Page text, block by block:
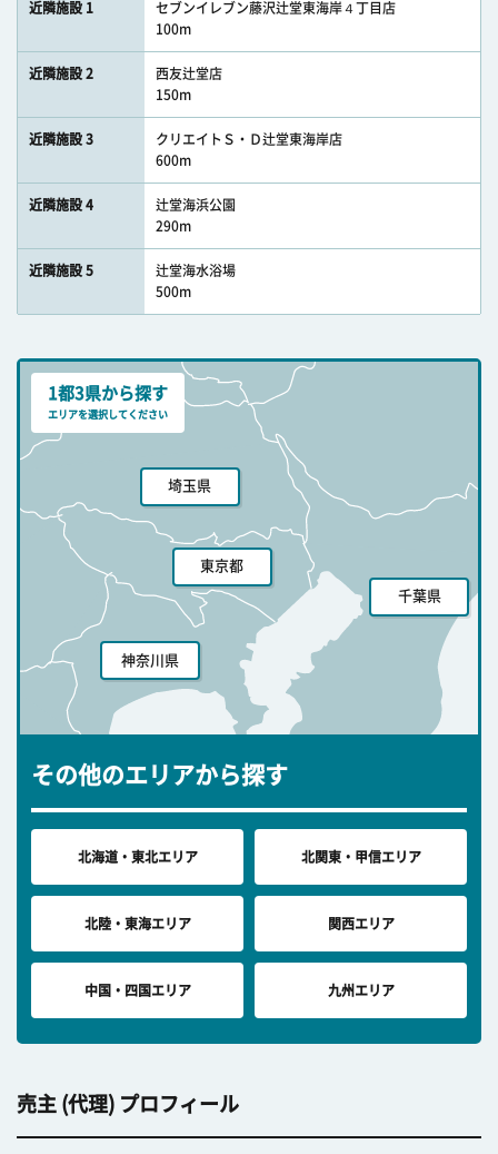
近隣施設 1
セブンイレブン藤沢辻堂東海岸４丁目店
100m
近隣施設 2
西友辻堂店
150m
近隣施設 3
クリエイトＳ・Ｄ辻堂東海岸店
600m
近隣施設 4
辻堂海浜公園
290m
近隣施設 5
辻堂海水浴場
500m
1都3県から探す
エリアを選択してください
埼玉県
東京都
千葉県
神奈川県
その他のエリアから探す
北海道・東北エリア 北関東・甲信エリア
北陸・東海エリア 関西エリア
中国・四国エリア 九州エリア
売主 (代理) プロフィール